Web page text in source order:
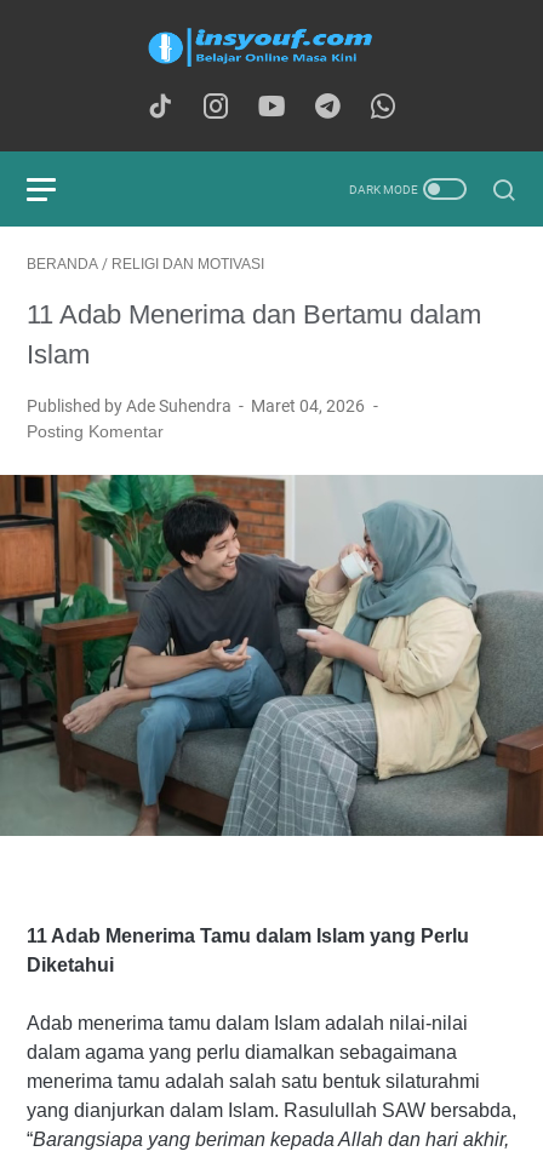
BERANDA / RELIGI DAN MOTIVASI
11 Adab Menerima dan Bertamu dalam
Islam
Published by Ade Suhendra
Maret 04, 2026
Posting Komentar
11 Adab Menerima Tamu dalam Islam yang Perlu
Diketahui
Adab menerima tamu dalam Islam adalah nilai-nilai
dalam agama yang perlu diamalkan sebagaimana
menerima tamu adalah salah satu bentuk silaturahmi
yang dianjurkan dalam Islam. Rasulullah SAW bersabda,
“Barangsiapa yang beriman kepada Allah dan hari akhir,